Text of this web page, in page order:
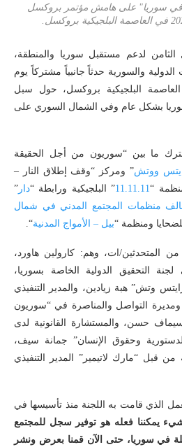
في سوريا" على هامش مؤتمر بروكسل
لدعم مستقبل سوريا والمنطقة،
والسورية حدثاً جانبياً مشتركاً يوم
أبريل 2024، في العاصمة البلجيكية بروكسل، حول سبل
سوريا بشكل عام وفي الشمال السوري على
ما بين “سوريون من أجل الحقيقة
ووتش” ومركز “وقف إطلاق النار –
“
11.11.11” البلجيكية ورابطة “دار ”
منظمات المجتمع المدني في شمال
ومنظمة “بيل – الأمواج المدنية“.
المتحدثين/ات، وهم: كارولين هاورد،
التحقيق الدولية الخاصة بسوريا،
وتش” هبة زيادين، والمدير التنفيذي
ومديرة التواصل والمناصرة في “سوريون
حسن، والمستشارة القانونية لدى
وحقوق الإنسان” جمانة سيف،
قبل “مارك لاتيمير” المدير التنفيذي
الذي قامت به اللجنة منذ تأسيسها في
يمكننا فعله هو توفير سجل للمجتمع
في سوريا، حتى الآن قمنا بعرض ونشر